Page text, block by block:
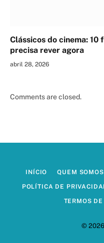
Clássicos do cinema:
precisa rever agora
abril 28, 2026
Comments are closed.
INÍCIO QUEM SOMOS
POLÍTICA DE
TERMOS
©